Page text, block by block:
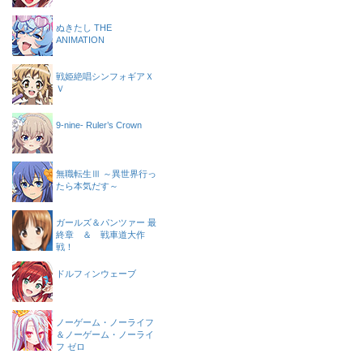
ぬきたし THE
ANIMATION
戦姫絶唱シンフォギアＸ
Ｖ
9-nine- Ruler’s Crown
無職転生Ⅲ ～異世界行っ
たら本気だす～
ガールズ＆パンツァー 最
終章 ＆ 戦車道大作
戦！
ドルフィンウェーブ
ノーゲーム・ノーライフ
＆ノーゲーム・ノーライ
フ ゼロ